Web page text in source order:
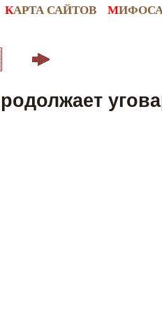
КАРТА САЙТОВ М